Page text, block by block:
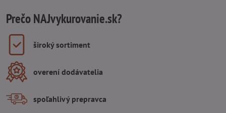
Prečo NAJvykurovanie.sk?
široký sortiment
overení dodávatelia
spoľahlivý prepravca